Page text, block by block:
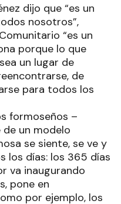
dijo que “es un
nosotros”,
“es un
porque lo que
un lugar de
de
para todos los
formoseños –
un modelo
se siente, se ve y
los días: los 365 días
va inaugurando
pone en
por ejemplo, los